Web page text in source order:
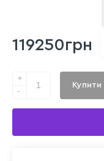
119250грн
+
-
Купити